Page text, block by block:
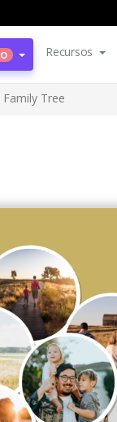
Recursos
Family Tree